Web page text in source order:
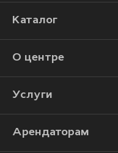
Каталог
О центре
Услуги
Арендаторам